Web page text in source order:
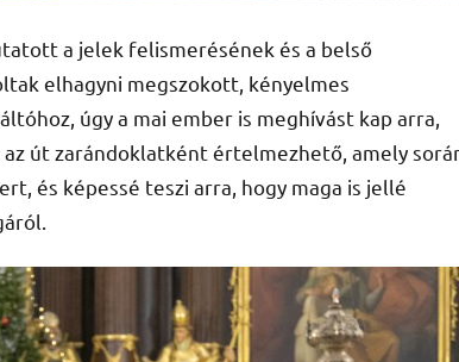
a jelek felismerésének és a belső
elhagyni megszokott, kényelmes
úgy a mai ember is meghívást kap arra,
út zarándoklatként értelmezhető, amely
és képessé teszi arra, hogy maga is jellé